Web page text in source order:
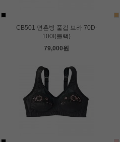
CB501 면혼방 풀컵 브라 70D-
100I(블랙)
79,000원